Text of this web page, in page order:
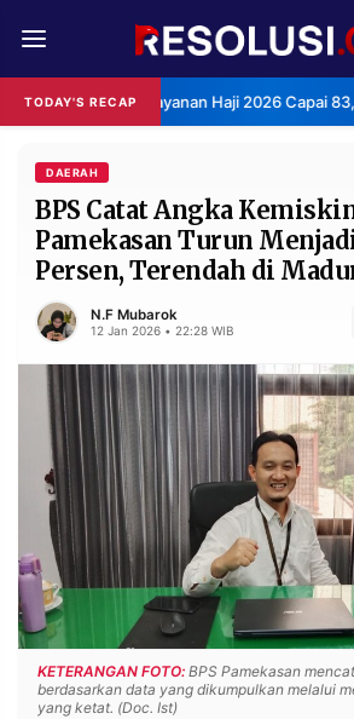
TODAY'S RECAP
Layanan Haji 2026 Capai 83,28%,
REDAKSI TENTANG
RESOLUSI IKLAN
RUBRIKASI
EDITORIAL AKSARA
FINANSIA PERSONA
DAERAH NASIONAL
MANCA SPORT
INFORMASI
PRIVACY
POLICY
BERITA
WARGA
INFORMASI
IKLAN
KIRIM
TULISAN
PENGADUAN TERM
OF
DAERAH
BPS Catat Angka
Pamekasan Turun
Persen, Terendah di
N.F Mubarok
12 Jan 2026 • 22:28 WIB
KETERANGAN FOTO: BPS Pamekasan
berdasarkan data yang dikumpulkan melalui
yang ketat. (Doc. Ist)